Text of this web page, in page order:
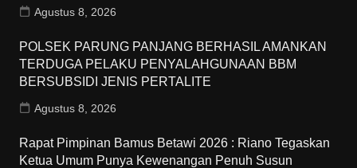
Agustus 8, 2026
POLSEK PARUNG PANJANG BERHASIL AMANKAN
TERDUGA PELAKU PENYALAHGUNAAN BBM
BERSUBSIDI JENIS PERTALITE
Agustus 8, 2026
Rapat Pimpinan Bamus Betawi 2026 : Riano Tegaskan
Ketua Umum Punya Kewenangan Penuh Susun